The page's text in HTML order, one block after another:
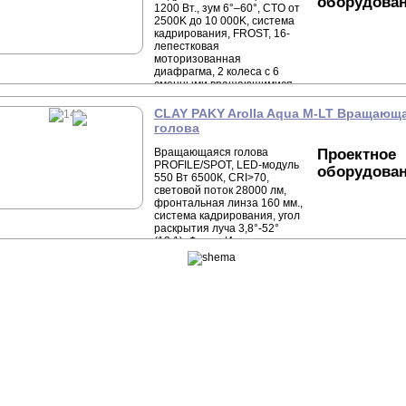
1200 Вт., зум 6°–60°, CTO от
2500K до 10 000K, система
кадрирования, FROST, 16-
лепестковая
моторизованная
диафрагма, 2 колеса с 6
сменными вращающимися
гобо HD каждое, Колесо
анимации, 4-гранная призма
CLAY PAKY Arolla Aqua M-LT
голова
Вращающаяся голова
PROFILE/SPOT, LED-модуль
550 Вт 6500К, CRI>70,
световой поток 28000 лм,
фронтальная линза 160 мм.,
система кадрирования, угол
раскрытия луча 3,8°-52°
(13:1), Фрост, Ирис,
линейный CTO 3000K-
6500K, 4-гранная
Проектное